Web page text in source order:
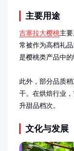
主要用途
吉塞拉大樱桃主
常被作为高档礼
是樱桃类产品中的
此外，部分品质
干。在烘焙行业
升甜品档次。
文化与发展